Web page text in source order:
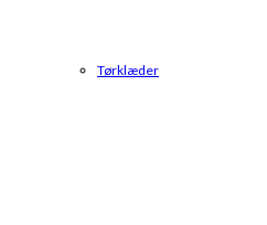
Tørklæder